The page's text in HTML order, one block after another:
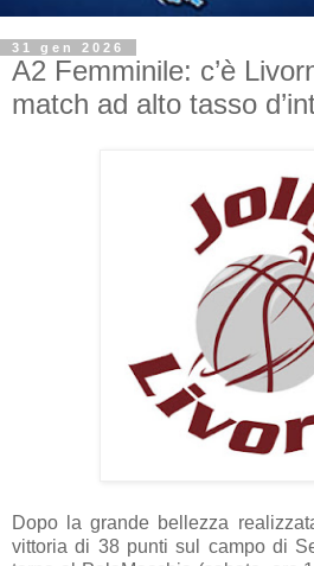
31 gen 2026
A2 Femminile: c’è
match ad alto tasso
Dopo la grande bellezza
vittoria di 38 punti sul campo di